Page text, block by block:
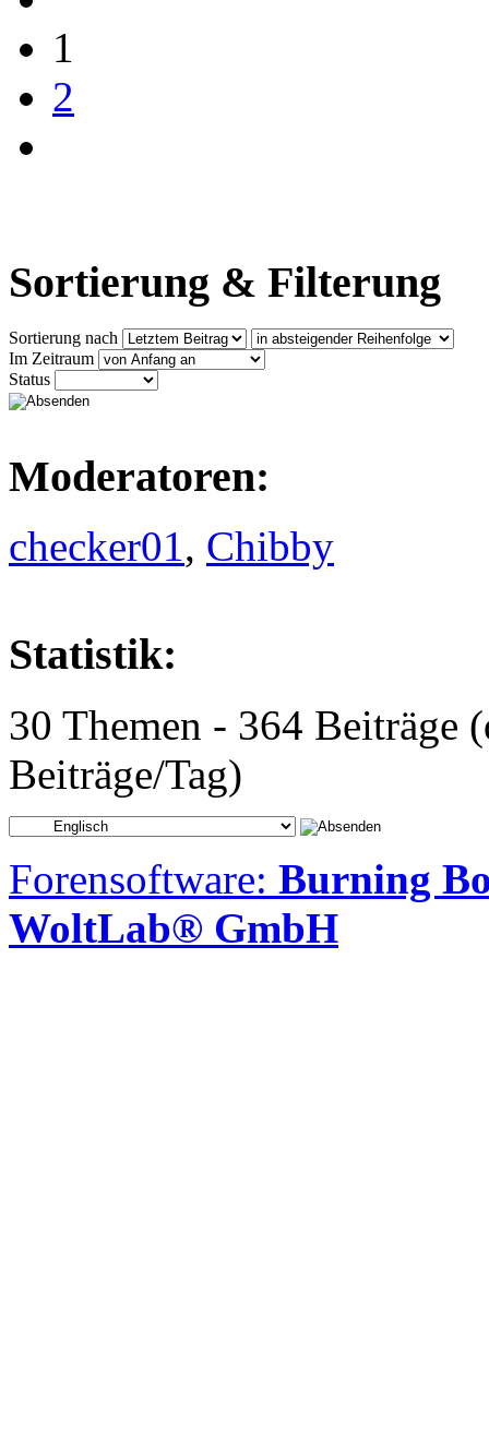
1
2
Sortierung & Filterung
Sortierung nach
Im Zeitraum
Status
Moderatoren:
checker01, Chibby
Statistik:
30 Themen - 364 Beiträge
Beiträge/Tag)
Forensoftware: Burning
WoltLab® GmbH